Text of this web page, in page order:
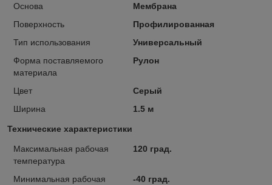
Основа
Мембрана
Поверхность
Профилированная
Тип использования
Универсальный
Форма поставляемого
материала
Рулон
Цвет
Серый
Ширина
1.5 м
Технические характеристики
Максимальная рабочая
температура
120 град.
Минимальная рабочая
-40 град.